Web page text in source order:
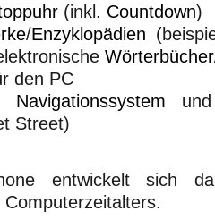
(inkl. Countdown)
/Enzyklopädien
Wörterbücher
den PC
Navigationssystem
Street)
entwickelt sich
Computerzeitalters.